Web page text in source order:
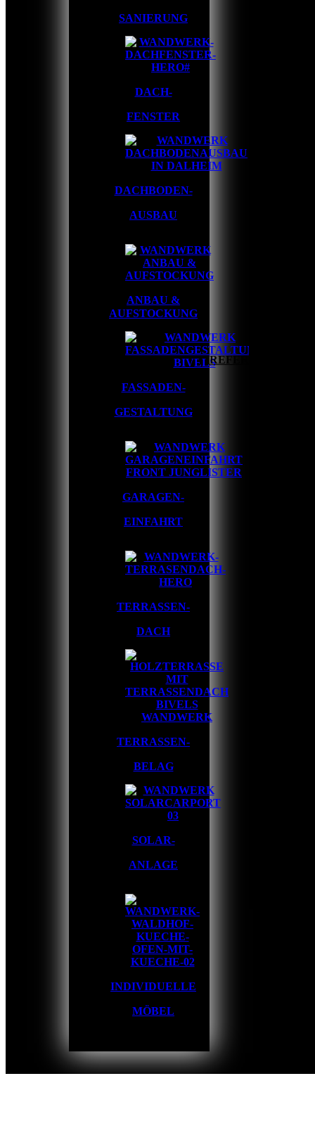
SANIERUNG
DACH-
FENSTER
DACHBODEN-
AUSBAU
ANBAU &
AUFSTOCKUNG
FASSADEN-
GESTALTUNG
GARAGEN-
EINFAHRT
TERRASSEN-
DACH
TERRASSEN-
BELAG
SOLAR-
ANLAGE
INDIVIDUELLE
MÖBEL
REFERENZEN